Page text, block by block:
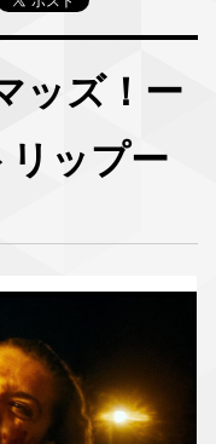
ッズ！ー
ップー